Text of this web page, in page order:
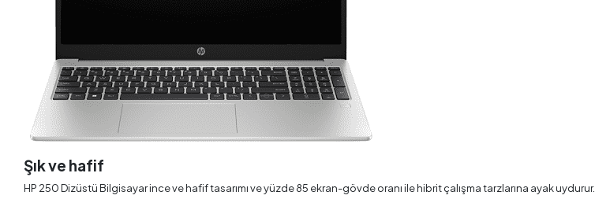
Şık ve hafif
HP 250 Dizüstü Bilgisayar ince ve hafif tasarımı ve yüzde 85 ekran-gövde oranı ile hibrit çalışma tarzlarına ayak uydurur.